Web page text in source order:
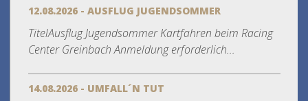
12.08.2026 - AUSFLUG JUGENDSOMMER
TitelAusflug Jugendsommer Kartfahren beim Racing
Center Greinbach Anmeldung erforderlich...
14.08.2026 - UMFALL´N TUT